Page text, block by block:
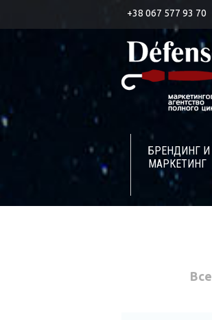
+38 067 577 93 70
БРЕНДИНГ И
МАРКЕТИНГ
Все